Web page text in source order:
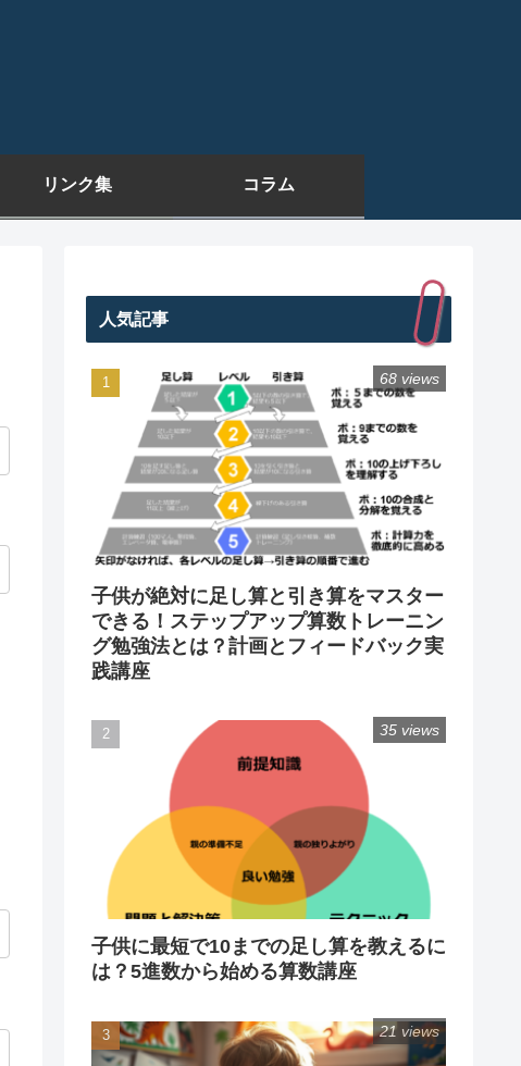
リンク集 コラム
人気記事
子供が絶対に足し算と引き算をマスター
できる！ステップアップ算数トレーニン
グ勉強法とは？計画とフィードバック実
践講座
68 views
子供に最短で10までの足し算を教えるに
は？5進数から始める算数講座
35 views
21 views